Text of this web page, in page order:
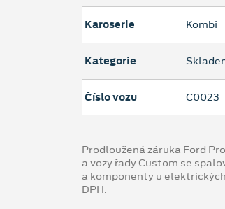
Karoserie Kombi
Kategorie
Číslo vozu C0023
Prodloužená záruka Ford
a vozy řady Custom se
a komponenty u
DPH.